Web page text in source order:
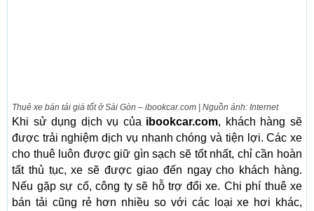
Thuê xe bán tải giá tốt ở Sài Gòn – ibookcar.com | Nguồn ảnh: Internet
Khi sử dụng dịch vụ của ibookcar.com, khách hàng sẽ
được trải nghiệm dịch vụ nhanh chóng và tiện lợi. Các xe
cho thuê luôn được giữ gìn sạch sẽ tốt nhất, chỉ cần hoàn
tất thủ tục, xe sẽ được giao đến ngay cho khách hàng.
Nếu gặp sự cố, công ty sẽ hỗ trợ đổi xe. Chi phí thuê xe
bán tải cũng rẻ hơn nhiều so với các loại xe hơi khác,